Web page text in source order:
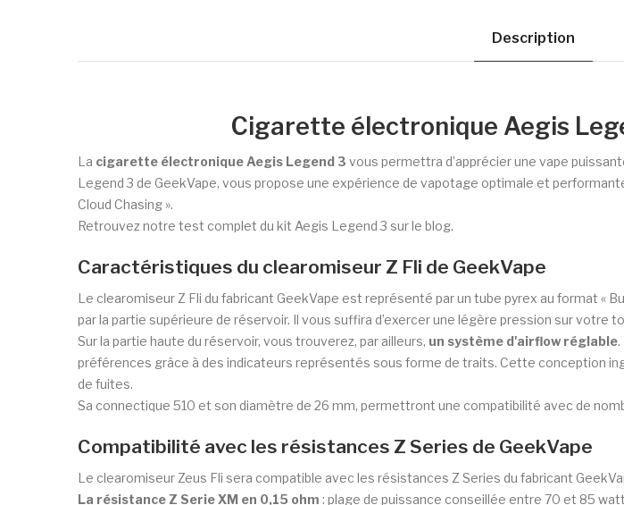
Description
Cigarette électronique Aegis
La cigarette électronique Aegis Legend 3 vous permettra d’apprécier une vape
Legend 3 de GeekVape, vous propose une expérience de vapotage optimale et
Cloud Chasing ».
Retrouvez notre test complet du kit Aegis Legend 3 sur le blog.
Caractéristiques du clearomiseur Z Fli de GeekVape
Le clearomiseur Z Fli du fabricant GeekVape est représenté par un tube pyrex au format «
par la partie supérieure de réservoir. Il vous suffira d’exercer une légère pression sur votre
Sur la partie haute du réservoir, vous trouverez, par ailleurs, un système d'airflow réglable
préférences grâce à des indicateurs représentés sous forme de traits. Cette conception
de fuites.
Sa connectique 510 et son diamètre de 26 mm, permettront une compatibilité avec de
Compatibilité avec les résistances Z Series de GeekVape
Le clearomiseur Zeus Fli sera compatible avec les résistances Z Series du fabricant
La résistance Z Serie XM en 0,15 ohm : plage de puissance conseillée entre 70 et 85